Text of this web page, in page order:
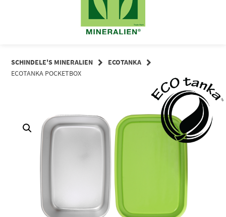
SCHINDELE'S MINERALIEN
ECOTANKA
ECOTANKA POCKETBOX